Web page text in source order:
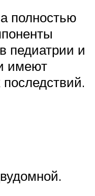
полностью
педиатрии и
имеют